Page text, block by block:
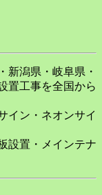
新潟県・岐阜県・
置工事を全国から
イン・ネオンサイ
設置・メインテナ